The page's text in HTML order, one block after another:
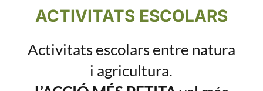
ACTIVITATS ESCOLARS
Activitats escolars entre natura
i agricultura.